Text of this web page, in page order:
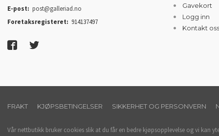
E-post: post@galleriad.no
Foretaksregisteret: 914137497
Gavekort
Logg inn
Kontakt oss
FRAKT KJØPSBETINGELSER SIKKERHET OG PERSONVERN
Vår nettbutikk bruker cookies slik at du får en bedre kjøpsopplevelse og vi kan